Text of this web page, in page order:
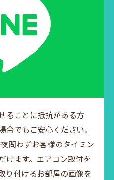
ることに抵抗がある方
でもご安心ください。
問わずお客様のタイミン
けます。エアコン取付を
り付けるお部屋の画像を